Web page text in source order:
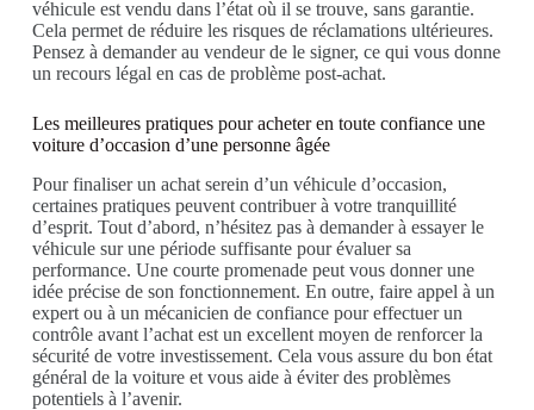
véhicule est vendu dans l’état où il se trouve, sans garantie.
Cela permet de réduire les risques de réclamations ultérieures.
Pensez à demander au vendeur de le signer, ce qui vous donne
un recours légal en cas de problème post-achat.
Les meilleures pratiques pour acheter en toute confiance une
voiture d’occasion d’une personne âgée
Pour finaliser un achat serein d’un véhicule d’occasion,
certaines pratiques peuvent contribuer à votre tranquillité
d’esprit. Tout d’abord, n’hésitez pas à demander à essayer le
véhicule sur une période suffisante pour évaluer sa
performance. Une courte promenade peut vous donner une
idée précise de son fonctionnement. En outre, faire appel à un
expert ou à un mécanicien de confiance pour effectuer un
contrôle avant l’achat est un excellent moyen de renforcer la
sécurité de votre investissement. Cela vous assure du bon état
général de la voiture et vous aide à éviter des problèmes
potentiels à l’avenir.